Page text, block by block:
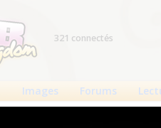
321 connectés
Images Forums